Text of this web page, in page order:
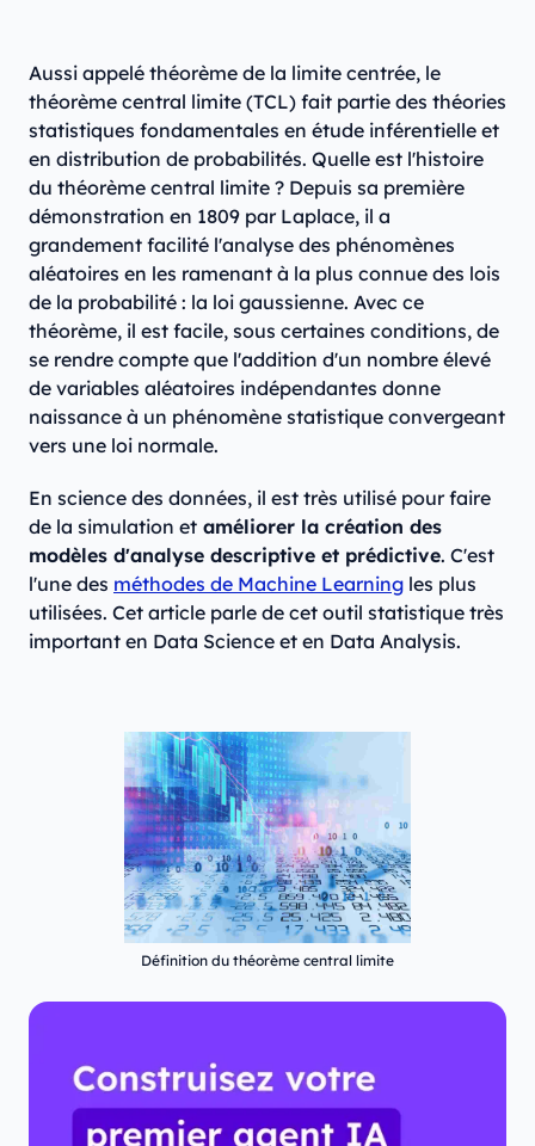
Aussi appelé théorème de la limite centrée, le
théorème central limite (TCL) fait partie des théories
statistiques fondamentales en étude inférentielle et
en distribution de probabilités. Quelle est l'histoire
du théorème central limite ? Depuis sa première
démonstration en 1809 par Laplace, il a
grandement facilité l'analyse des phénomènes
aléatoires en les ramenant à la plus connue des lois
de la probabilité : la loi gaussienne. Avec ce
théorème, il est facile, sous certaines conditions, de
se rendre compte que l'addition d'un nombre élevé
de variables aléatoires indépendantes donne
naissance à un phénomène statistique convergeant
vers une loi normale.
En science des données, il est très utilisé pour faire
de la simulation et améliorer la création des
modèles d'analyse descriptive et prédictive. C'est
l'une des méthodes de Machine Learning les plus
utilisées. Cet article parle de cet outil statistique très
important en Data Science et en Data Analysis.
Définition du théorème central limite